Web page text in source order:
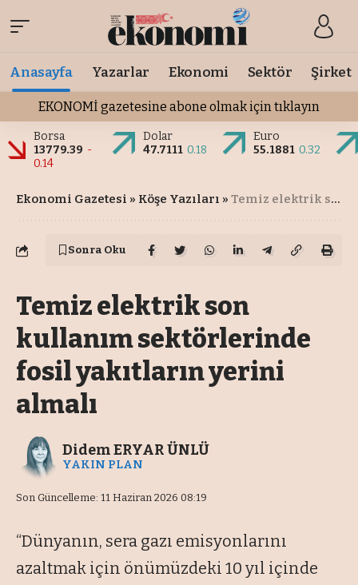
Anasayfa Yazarlar Ekonomi Sektör Şirket
EKONOMİ gazetesine abone olmak için tıklayın
Borsa
13779.39 -
0.14
Dolar
47.7111 0.18
Euro
55.1881 0.32
Ekonomi Gazetesi » Köşe Yazıları » Temiz elektrik son kullanım sektörlerinde fosil yakıtların yerini almalı
Sonra Oku
Temiz elektrik son
kullanım sektörlerinde
fosil yakıtların yerini
almalı
Son Güncelleme: 11 Haziran 2026 08:19
Didem ERYAR ÜNLÜ
YAKIN PLAN
“Dünyanın, sera gazı emisyonlarını
azaltmak için önümüzdeki 10 yıl içinde